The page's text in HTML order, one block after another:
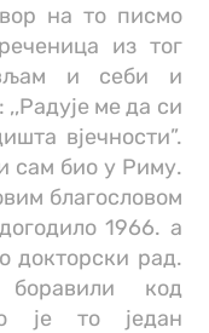
на то писмо
из тог
и себи и
ме да си
вјечности”.
сам био у Риму.
благословом
1966. а
докторски рад.
код
је то један